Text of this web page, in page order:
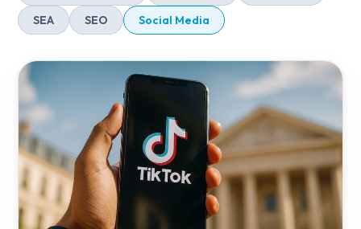
SEA
SEO Social Media